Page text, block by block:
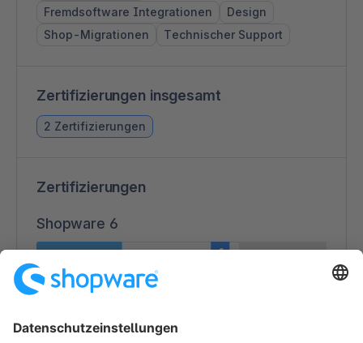
Fremdsoftware Integrationen
Design
Shop-Migrationen
Technischer Support
Zertifizierungen insgesamt
2 Zertifizierungen
Zertifizierungen
Shopware 6